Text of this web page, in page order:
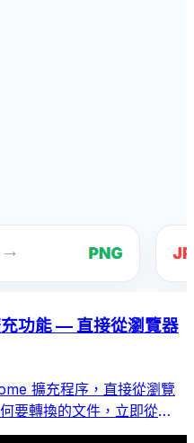
功能 — 直接從瀏覽器
擴充程序，直接從瀏覽
要轉換的文件，立即從